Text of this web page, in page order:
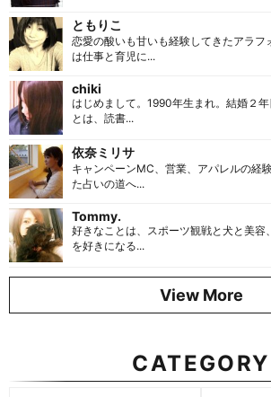
ともりこ
恋愛の酸いも甘いも経験してきたアラフ
は仕事と育児に...
chiki
はじめまして。1990年生まれ。結婚２
とは、読書...
依奈ミリサ
キャンペーンMC、営業、アパレルの経
た占いの道へ...
Tommy.
好きなことは、スポーツ観戦と犬と美容
を好きになる...
View More
CATEGORY